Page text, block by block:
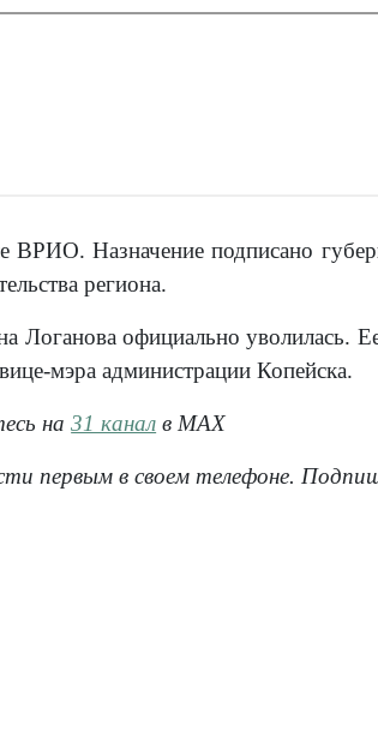
ВРИО. Назначение подписано
региона.
Логанова официально уволилась.
мэра администрации Копейска.
на31 канал в МАХ
первым в своем телефоне.